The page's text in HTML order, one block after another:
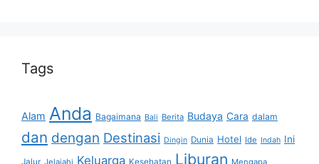
Tags
Alam Anda Bagaimana Bali Berita Budaya Cara dalam
dan dengan Destinasi Dingin Dunia Hotel Ide Indah Ini
Jalur Jelajahi Keluarga Kesehatan Liburan Mengapa